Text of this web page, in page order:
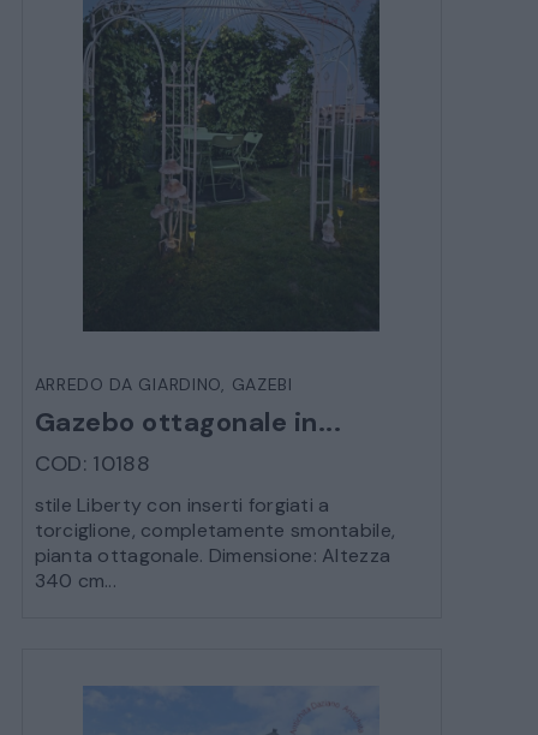
ARREDO DA GIARDINO, GAZEBI
Gazebo ottagonale in...
COD: 10188
stile Liberty con inserti forgiati a
torciglione, completamente smontabile,
pianta ottagonale. Dimensione: Altezza
340 cm...